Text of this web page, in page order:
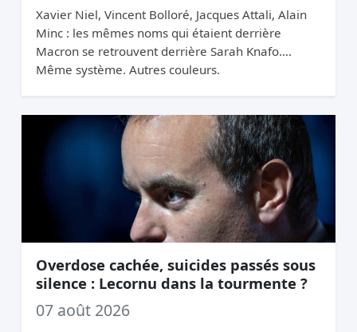
Xavier Niel, Vincent Bolloré, Jacques Attali, Alain
Minc : les mêmes noms qui étaient derrière
Macron se retrouvent derrière Sarah Knafo.
Même système. Autres couleurs.
Overdose cachée, suicides passés sous
silence : Lecornu dans la tourmente ?
07 août 2026